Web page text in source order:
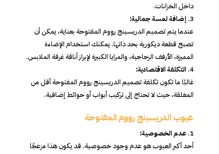
داخل الخزانات.
إضافة لمسة جمالية:
عندما يتم تصميم الدريسينج رووم المفتوحة بعناية، يمكن أن
تصبح قطعة ديكورية بحد ذاتها. يمكنك استخدام الإضاءة
المميزة، الأرفف الزجاجية، والمرايا الكبيرة لإبراز أناقة غرفة الملابس.
التكلفة الاقتصادية:
غالبًا ما تكون تكلفة تصميم الدريسينج رووم المفتوحة أقل من
المغلقة، حيث لا تحتاج إلى تركيب أبواب أو حوائط إضافية.
عيوب الدريسينج رووم المفتوحة
عدم الخصوصية:
أحد أكبر العيوب هو عدم وجود خصوصية. قد يكون هذا مزعجًا